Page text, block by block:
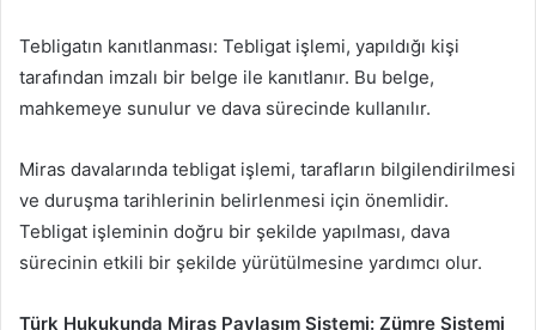
Tebligatın kanıtlanması: Tebligat işlemi, yapıldığı kişi
tarafından imzalı bir belge ile kanıtlanır. Bu belge,
mahkemeye sunulur ve dava sürecinde kullanılır.
Miras davalarında tebligat işlemi, tarafların bilgilendirilmesi
ve duruşma tarihlerinin belirlenmesi için önemlidir.
Tebligat işleminin doğru bir şekilde yapılması, dava
sürecinin etkili bir şekilde yürütülmesine yardımcı olur.
Türk Hukukunda Miras Paylaşım Sistemi: Zümre Sistemi